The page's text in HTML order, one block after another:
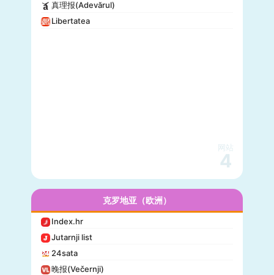
真理报(Adevărul)
Libertatea
网站
4
克罗地亚（欧洲）
Index.hr
Jutarnji list
24sata
晚报(Večernji)